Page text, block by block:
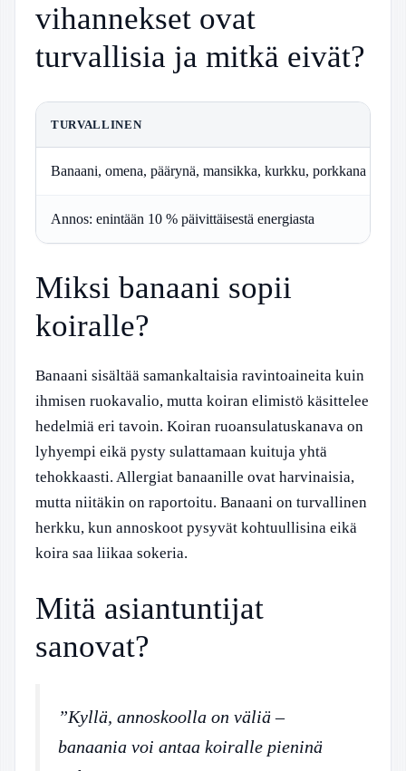
vihannekset ovat
turvallisia ja mitkä eivät?
TURVALLINEN
Banaani, omena, päärynä, mansikka, kurkku, porkkana
Annos: enintään 10 % päivittäisestä energiasta
Miksi banaani sopii
koiralle?
Banaani sisältää samankaltaisia ravintoaineita kuin
ihmisen ruokavalio, mutta koiran elimistö käsittelee
hedelmiä eri tavoin. Koiran ruoansulatuskanava on
lyhyempi eikä pysty sulattamaan kuituja yhtä
tehokkaasti. Allergiat banaanille ovat harvinaisia,
mutta niitäkin on raportoitu. Banaani on turvallinen
herkku, kun annoskoot pysyvät kohtuullisina eikä
koira saa liikaa sokeria.
Mitä asiantuntijat
sanovat?
”Kyllä, annoskoolla on väliä –
banaania voi antaa koiralle pieninä